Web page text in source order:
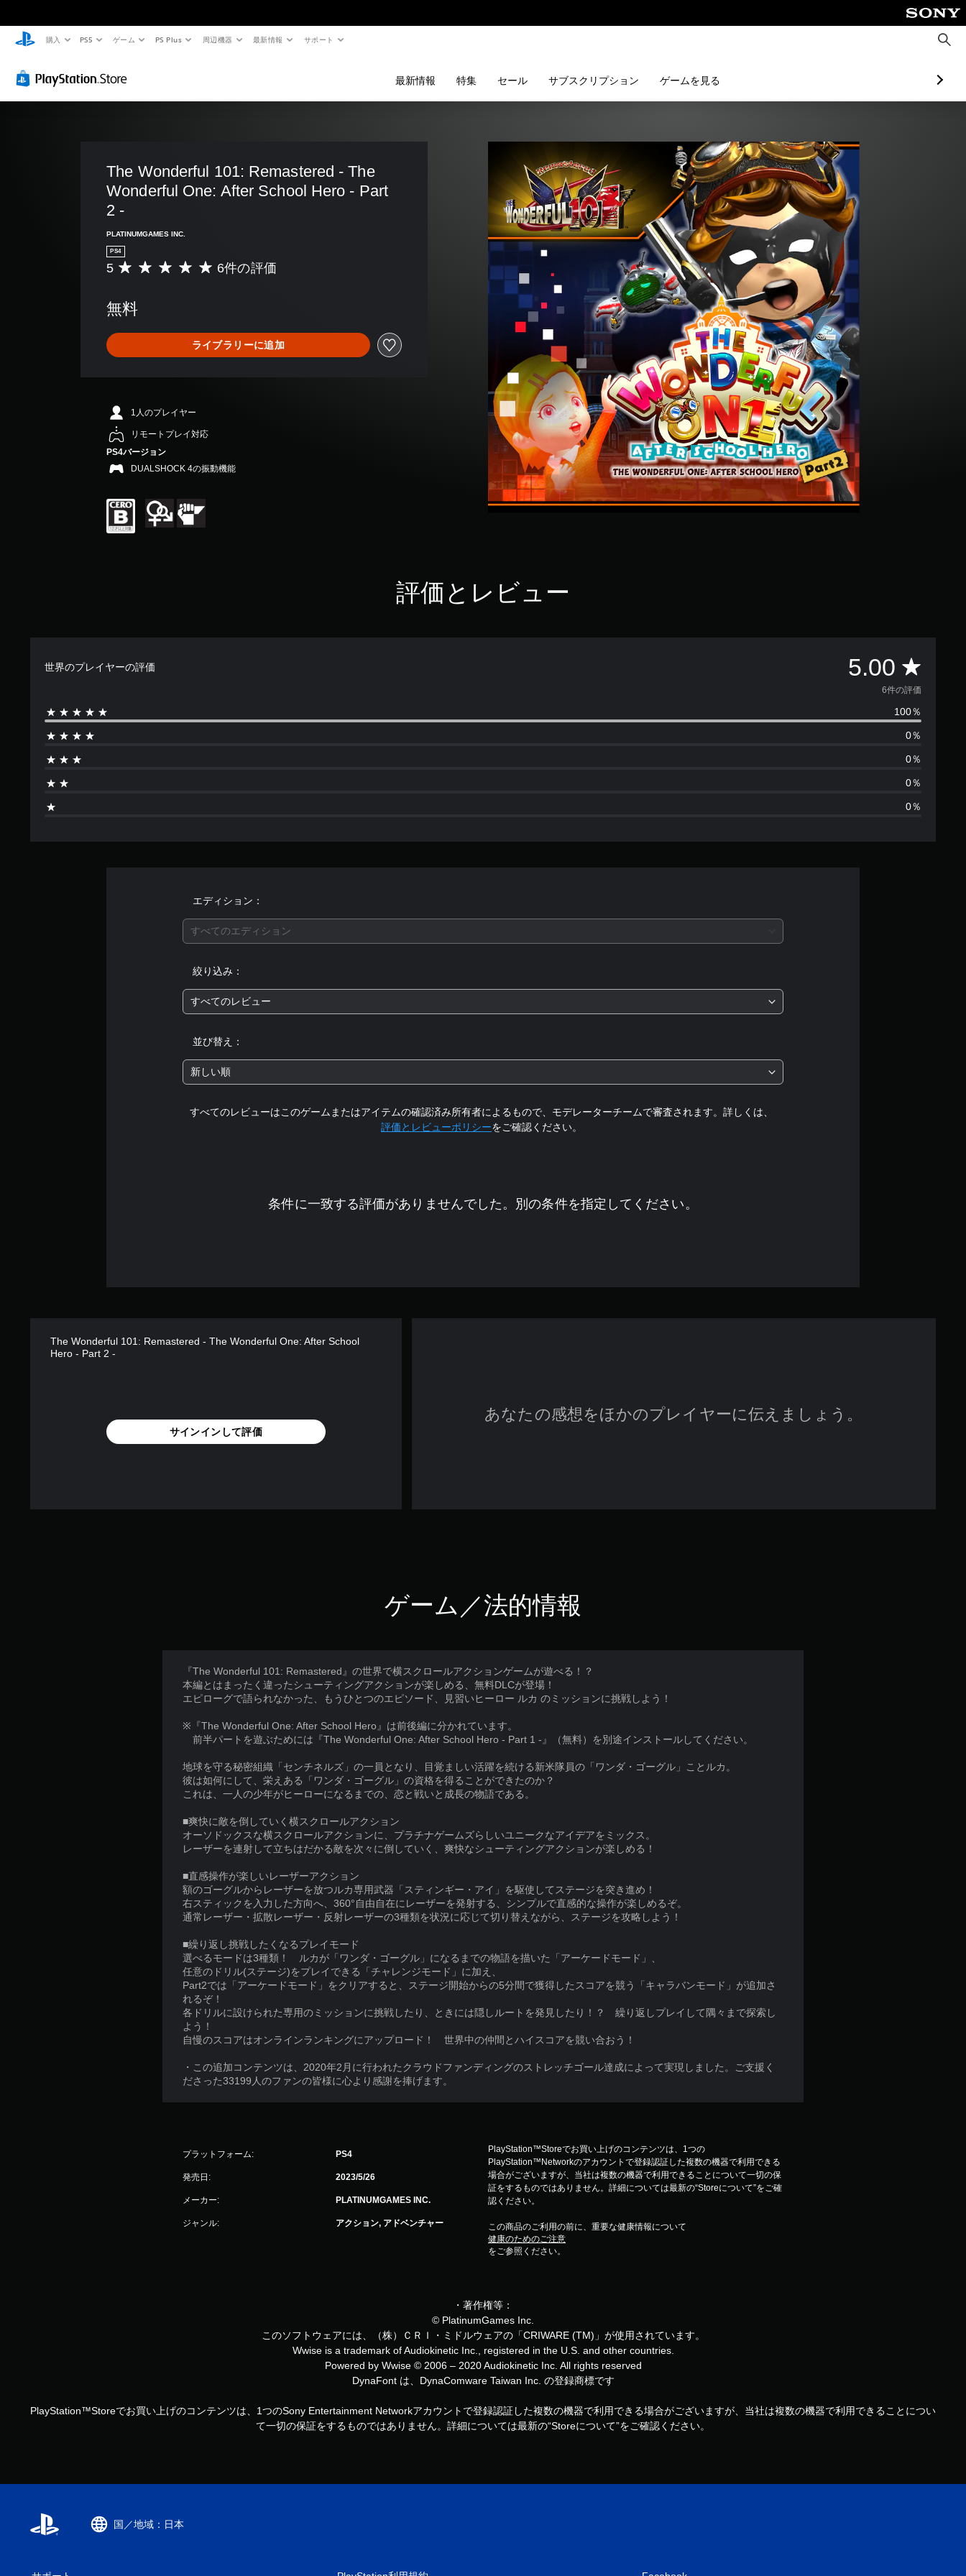
購入 PS5 ゲーム PS Plus 周辺機器 最新情報 サポート
検
索
最新情報 特集 セール サブスクリプション ゲームを見る
The Wonderful 101: Remastered - The
Wonderful One: After School Hero - Part
2 -
PLATINUMGAMES INC.
PS4
評
は
、
平
評
は
5
段
階
の
で
5 6件の評価
無料
ライブラリーに追加
1人のプレイヤー
リモートプレイ対応
PS4バージョン
DUALSHOCK 4の振動機能
評価とレビュー
世界のプレイヤーの評価 5.00 評
価
数
は
6
、
平
6件の評価
100％
0％
0％
0％
0％
エディション：
すべてのエディション
絞り込み：
すべてのレビュー
並び替え：
新しい順
すべてのレビューはこのゲームまたはアイテムの確認済み所有者によるもので、モデレーターチームで審査されます。詳しくは、
評価とレビューポリシーをご確認ください。
条件に一致する評価がありませんでした。別の条件を指定してください。
The Wonderful 101: Remastered - The Wonderful One: After School
Hero - Part 2 -
サインインして評価
あなたの感想をほかのプレイヤーに伝えましょう。
ゲーム／法的情報
『The Wonderful 101: Remastered』の世界で横スクロールアクションゲームが遊べる！？
本編とはまったく違ったシューティングアクションが楽しめる、無料DLCが登場！
エピローグで語られなかった、もうひとつのエピソード、見習いヒーロー ルカ のミッションに挑戦しよう！
※『The Wonderful One: After School Hero』は前後編に分かれています。
前半パートを遊ぶためには『The Wonderful One: After School Hero - Part 1 -』（無料）を別途インストールしてください。
地球を守る秘密組織「センチネルズ」の一員となり、目覚ましい活躍を続ける新米隊員の「ワンダ・ゴーグル」ことルカ。
彼は如何にして、栄えある「ワンダ・ゴーグル」の資格を得ることができたのか？
これは、一人の少年がヒーローになるまでの、恋と戦いと成長の物語である。
■爽快に敵を倒していく横スクロールアクション
オーソドックスな横スクロールアクションに、プラチナゲームズらしいユニークなアイデアをミックス。
レーザーを連射して立ちはだかる敵を次々に倒していく、爽快なシューティングアクションが楽しめる！
■直感操作が楽しいレーザーアクション
額のゴーグルからレーザーを放つルカ専用武器「スティンギー・アイ」を駆使してステージを突き進め！
右スティックを入力した方向へ、360°自由自在にレーザーを発射する、シンプルで直感的な操作が楽しめるぞ。
通常レーザー・拡散レーザー・反射レーザーの3種類を状況に応じて切り替えながら、ステージを攻略しよう！
■繰り返し挑戦したくなるプレイモード
選べるモードは3種類！ ルカが「ワンダ・ゴーグル」になるまでの物語を描いた「アーケードモード」、
任意のドリル(ステージ)をプレイできる「チャレンジモード」に加え、
Part2では「アーケードモード」をクリアすると、ステージ開始からの5分間で獲得したスコアを競う「キャラバンモード」が追加さ
れるぞ！
各ドリルに設けられた専用のミッションに挑戦したり、ときには隠しルートを発見したり！？ 繰り返しプレイして隅々まで探索し
よう！
自慢のスコアはオンラインランキングにアップロード！ 世界中の仲間とハイスコアを競い合おう！
・この追加コンテンツは、2020年2月に行われたクラウドファンディングのストレッチゴール達成によって実現しました。ご支援く
ださった33199人のファンの皆様に心より感謝を捧げます。
プラットフォーム: PS4
発売日: 2023/5/26
メーカー: PLATINUMGAMES INC.
ジャンル: アクション, アドベンチャー
PlayStation™Storeでお買い上げのコンテンツは、1つの
PlayStation™Networkのアカウントで登録認証した複数の機器で利用できる
場合がございますが、当社は複数の機器で利用できることについて一切の保
証をするものではありません。詳細については最新の“Storeについて”をご確
認ください。
この商品のご利用の前に、重要な健康情報について
健康のためのご注意
をご参照ください。
・著作権等：
© PlatinumGames Inc.
このソフトウェアには、（株）ＣＲＩ・ミドルウェアの「CRIWARE (TM)」が使用されています。
Wwise is a trademark of Audiokinetic Inc., registered in the U.S. and other countries.
Powered by Wwise © 2006 – 2020 Audiokinetic Inc. All rights reserved
DynaFont は、DynaComware Taiwan Inc. の登録商標です
PlayStation™Storeでお買い上げのコンテンツは、1つのSony Entertainment Networkアカウントで登録認証した複数の機器で利用できる場合がございますが、当社は複数の機器で利用できることについ
て一切の保証をするものではありません。詳細については最新の“Storeについて”をご確認ください。
国／地域：日本